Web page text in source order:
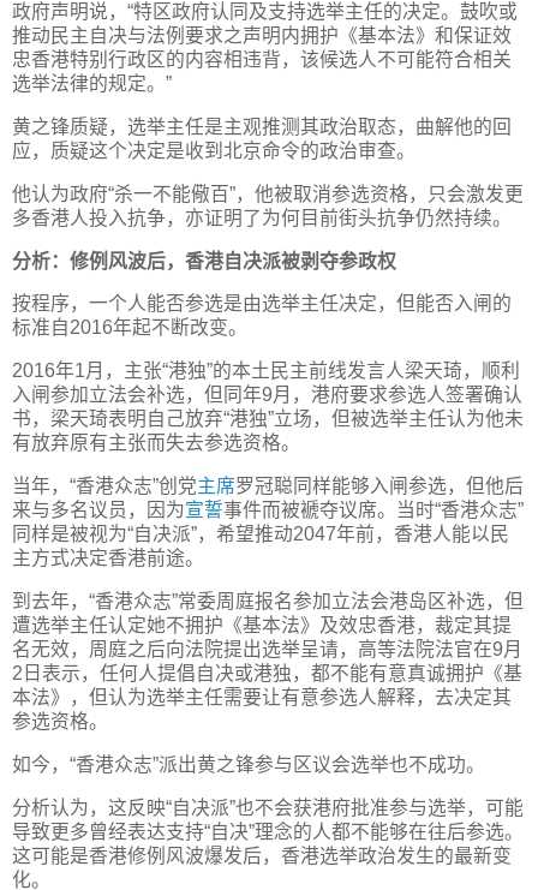
政府声明说，“特区政府认同及支持选举主任的决定。鼓吹或
推动民主自决与法例要求之声明内拥护《基本法》和保证效
忠香港特别行政区的内容相违背，该候选人不可能符合相关
选举法律的规定。”
黄之锋质疑，选举主任是主观推测其政治取态，曲解他的回
应，质疑这个决定是收到北京命令的政治审查。
他认为政府“杀一不能儆百”，他被取消参选资格，只会激发更
多香港人投入抗争，亦证明了为何目前街头抗争仍然持续。
分析：修例风波后，香港自决派被剥夺参政权
按程序，一个人能否参选是由选举主任决定，但能否入闸的
标准自2016年起不断改变。
2016年1月，主张“港独”的本土民主前线发言人梁天琦，顺利
入闸参加立法会补选，但同年9月，港府要求参选人签署确认
书，梁天琦表明自己放弃“港独”立场，但被选举主任认为他未
有放弃原有主张而失去参选资格。
当年，“香港众志”创党主席罗冠聪同样能够入闸参选，但他后
来与多名议员，因为宣誓事件而被褫夺议席。当时“香港众志”
同样是被视为“自决派”，希望推动2047年前，香港人能以民
主方式决定香港前途。
到去年，“香港众志”常委周庭报名参加立法会港岛区补选，但
遭选举主任认定她不拥护《基本法》及效忠香港，裁定其提
名无效，周庭之后向法院提出选举呈请，高等法院法官在9月
2日表示，任何人提倡自决或港独，都不能有意真诚拥护《基
本法》，但认为选举主任需要让有意参选人解释，去决定其
参选资格。
如今，“香港众志”派出黄之锋参与区议会选举也不成功。
分析认为，这反映“自决派”也不会获港府批准参与选举，可能
导致更多曾经表达支持“自决”理念的人都不能够在往后参选。
这可能是香港修例风波爆发后，香港选举政治发生的最新变
化。